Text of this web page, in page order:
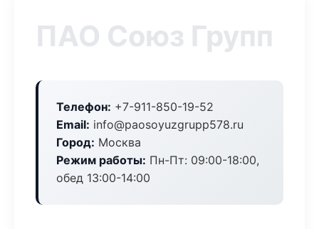
ПАО Союз Групп
Телефон: +7-911-850-19-52
Email: info@paosoyuzgrupp578.ru
Город: Москва
Режим работы: Пн-Пт: 09:00-18:00,
обед 13:00-14:00